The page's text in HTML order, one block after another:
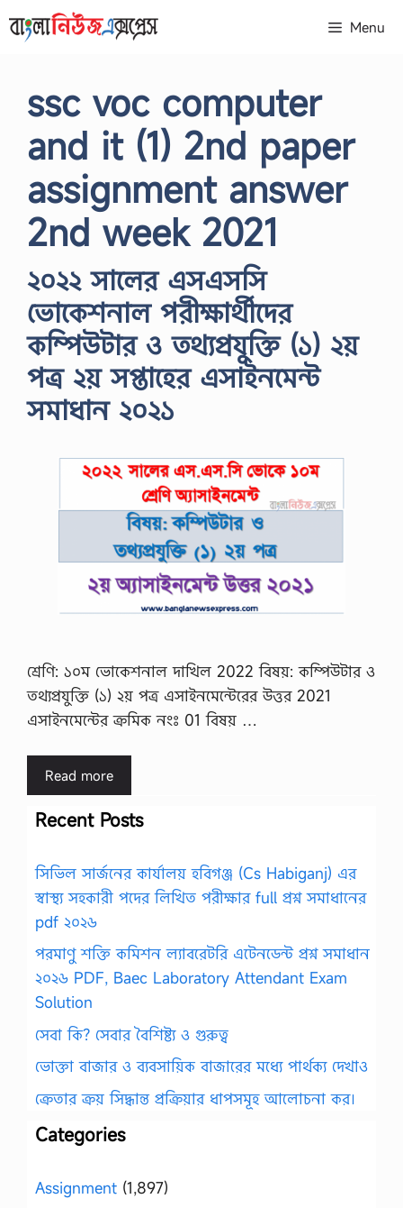
to
Menu
ssc voc computer
and it (1) 2nd paper
assignment answer
2nd week 2021
২০২২ সালের এসএসসি
ভোকেশনাল পরীক্ষার্থীদের
কম্পিউটার ও তথ্যপ্রযুক্তি (১) ২য়
পত্র ২য় সপ্তাহের এসাইনমেন্ট
সমাধান ২০২১
শ্রেণি: ১০ম ভোকেশনাল দাখিল 2022 বিষয়: কম্পিউটার ও
তথ্যপ্রযুক্তি (১) ২য় পত্র এসাইনমেন্টেরের উত্তর 2021
এসাইনমেন্টের ক্রমিক নংঃ 01 বিষয় …
Read more
Recent Posts
সিভিল সার্জনের কার্যালয় হবিগঞ্জ (Cs Habiganj) এর
স্বাস্থ্য সহকারী পদের লিখিত পরীক্ষার full প্রশ্ন সমাধানের
pdf ২০২৬
পরমাণু শক্তি কমিশন ল্যাবরেটরি এটেনডেন্ট প্রশ্ন সমাধান
২০২৬ PDF, Baec Laboratory Attendant Exam
Solution
সেবা কি? সেবার বৈশিষ্ট্য ও গুরুত্ব
ভোক্তা বাজার ও ব্যবসায়িক বাজারের মধ্যে পার্থক্য দেখাও
ক্রেতার ক্রয় সিদ্ধান্ত প্রক্রিয়ার ধাপসমূহ আলোচনা কর।
Categories
Assignment (1,897)